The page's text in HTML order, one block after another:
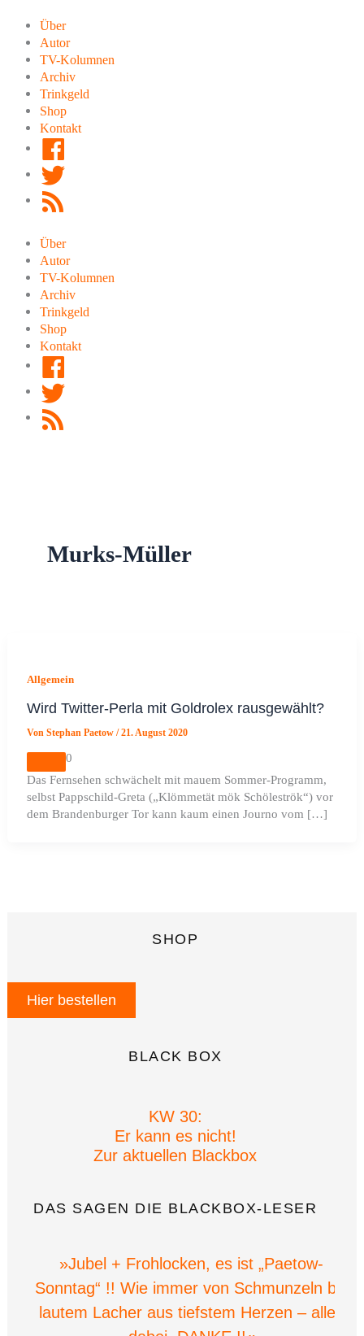
Inhalt
springen
Über
Autor
TV-Kolumnen
Archiv
Trinkgeld
Shop
Kontakt
Über
Autor
TV-Kolumnen
Archiv
Trinkgeld
Shop
Kontakt
Murks-Müller
Allgemein
Wird Twitter-Perla mit Goldrolex rausgewählt?
VonStephan Paetow/21. August 2020
0
Das Fernsehen schwächelt mit mauem Sommer-Programm,
selbst Pappschild-Greta („Klömmetät mök Schöleströk“) vor
dem Brandenburger Tor kann kaum einen Journo vom […]
SHOP
Hier bestellen
BLACK BOX
KW 30:
Er kann es nicht!
Zur aktuellen Blackbox
DAS SAGEN DIE BLACKBOX-LESER
»Jubel + Frohlocken, es ist „Paetow-
Sonntag“ !! Wie immer von Schmunzeln bis
lautem Lacher aus tiefstem Herzen – alles